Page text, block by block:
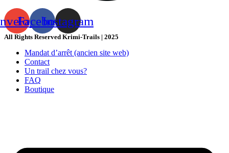
FacebookInstagram
All Rights Reserved Krimi-Trails | 2025
Mandat d’arrêt (ancien site web)
Contact
Un trail chez vous?
FAQ
Boutique